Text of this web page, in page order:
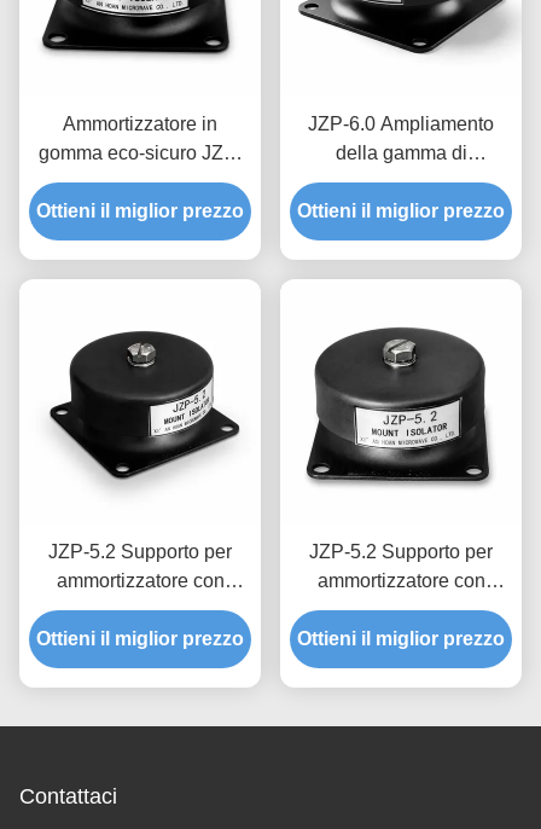
Ammortizzatore in
gomma eco-sicuro JZP-
6.0 Smorzatore
autolubrificato senza
cigolii per attrezzature
Ottieni il miglior prezzo
JZP-6.0 Ampliamento
della gamma di
temperatura per
apparecchiature di
precisione
Ottieni il miglior prezzo
JZP-5.2 Supporto per
ammortizzatore con
supporto per isolatore di
vibrazioni in gomma
modellata di precisione
atmosferici UV per
Ottieni il miglior prezzo
JZP-5.2 Supporto per
ammortizzatore con
supporto per isolatore di
vibrazioni in gomma con
perno smussato
per filettatura di
Ottieni il miglior prezzo
Contattaci